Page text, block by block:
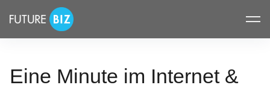
überspringen
FUTUREBIZ
Eine Minute im Internet &